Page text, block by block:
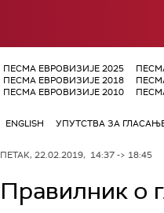
ПЕСМА ЕВРОВИЗИЈЕ 2025
ПЕСМА ЕВРОВИЗИЈЕ 2018
ПЕСМА ЕВРОВИЗИЈЕ 2010
ENGLISH УПУТСТВА ЗА
ПЕТАК, 22.02.2019, 14:37 -> 18:45
Правилник о